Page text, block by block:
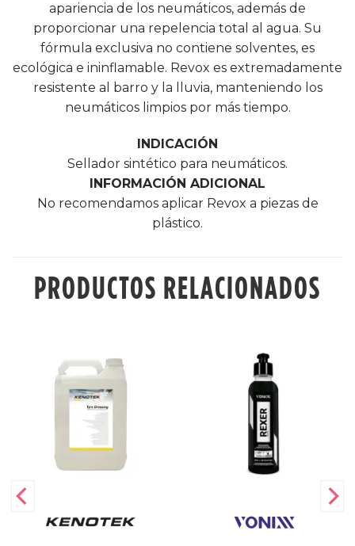
apariencia de los neumáticos, además de
proporcionar una repelencia total al agua. Su
fórmula exclusiva no contiene solventes, es
ecológica e ininflamable. Revox es extremadamente
resistente al barro y la lluvia, manteniendo los
neumáticos limpios por más tiempo.
INDICACIÓN
Sellador sintético para neumáticos.
INFORMACIÓN ADICIONAL
No recomendamos aplicar Revox a piezas de
plástico.
PRODUCTOS RELACIONADOS